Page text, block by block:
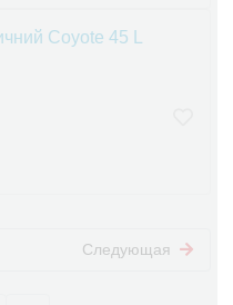
Coyote 45 L
Следующая